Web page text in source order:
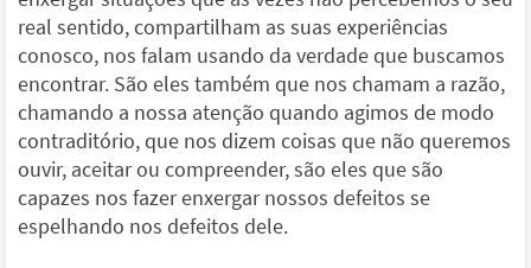
real sentido, compartilham as suas experiências
conosco, nos falam usando da verdade que buscamos
encontrar. São eles também que nos chamam a razão,
chamando a nossa atenção quando agimos de modo
contraditório, que nos dizem coisas que não queremos
ouvir, aceitar ou compreender, são eles que são
capazes nos fazer enxergar nossos defeitos se
espelhando nos defeitos dele.